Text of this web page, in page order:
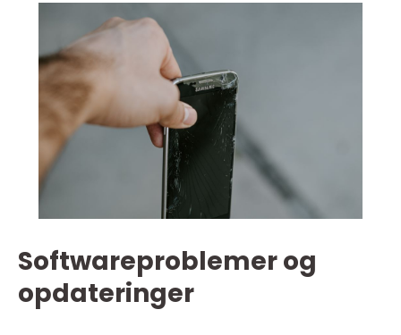
Softwareproblemer og
opdateringer